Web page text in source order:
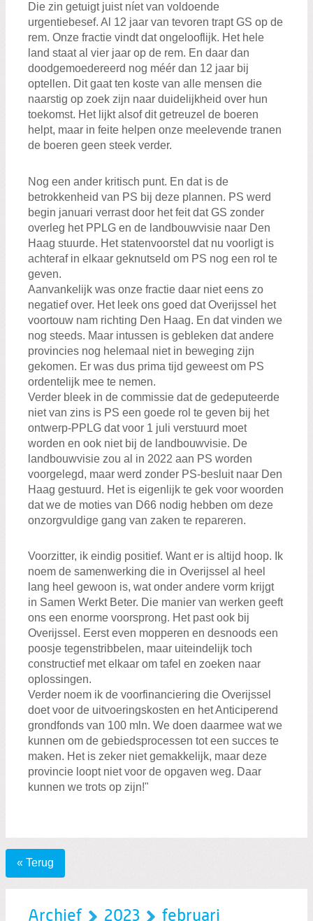
Die zin getuigt juist níet van voldoende
urgentiebesef. Al 12 jaar van tevoren trapt GS op de
rem. Onze fractie vindt dat ongelooflijk. Het hele
land staat al vier jaar op de rem. En daar dan
doodgemoedereerd nog méér dan 12 jaar bij
optellen. Dit gaat ten koste van alle mensen die
naarstig op zoek zijn naar duidelijkheid over hun
toekomst. Het lijkt alsof dit getreuzel de boeren
helpt, maar in feite helpen onze meelevende tranen
de boeren geen steek verder.
Nog een ander kritisch punt. En dat is de
betrokkenheid van PS bij deze plannen. PS werd
begin januari verrast door het feit dat GS zonder
overleg het PPLG en de landbouwvisie naar Den
Haag stuurde. Het statenvoorstel dat nu voorligt is
achteraf in elkaar geknutseld om PS nog een rol te
geven.
Aanvankelijk was onze fractie daar niet eens zo
negatief over. Het leek ons goed dat Overijssel het
voortouw nam richting Den Haag. En dat vinden we
nog steeds. Maar intussen is gebleken dat andere
provincies nog helemaal niet in beweging zijn
gekomen. Er was dus prima tijd geweest om PS
ordentelijk mee te nemen.
Verder bleek in de commissie dat de gedeputeerde
niet van zins is PS een goede rol te geven bij het
ontwerp-PPLG dat voor 1 juli verstuurd moet
worden en ook niet bij de landbouwvisie. De
landbouwvisie zou al in 2022 aan PS worden
voorgelegd, maar werd zonder PS-besluit naar Den
Haag gestuurd. Het is eigenlijk te gek voor woorden
dat we de moties van D66 nodig hebben om deze
onzorgvuldige gang van zaken te repareren.
Voorzitter, ik eindig positief. Want er is altijd hoop. Ik
noem de samenwerking die in Overijssel al heel
lang heel gewoon is, wat onder andere vorm krijgt
in Samen Werkt Beter. Die manier van werken geeft
ons een enorme voorsprong. Het past ook bij
Overijssel. Eerst even mopperen en desnoods een
poosje tegenstribbelen, maar uiteindelijk toch
constructief met elkaar om tafel en zoeken naar
oplossingen.
Verder noem ik de voorfinanciering die Overijssel
doet voor de uitvoeringskosten en het Anticiperend
grondfonds van 100 mln. We doen daarmee wat we
kunnen om de gebiedsprocessen tot een succes te
maken. Het is zeker niet gemakkelijk, maar deze
provincie loopt niet voor de opgaven weg. Daar
kunnen we trots op zijn!"
« Terug
Archief 2023 februari